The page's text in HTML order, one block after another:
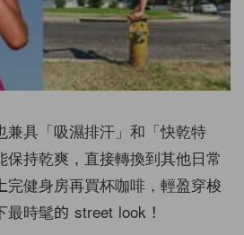
兼具「吸濕排汗」和「快乾特
持乾爽，直接轉換到其他日常
完健身房再買杯咖啡，輕盈穿梭
時髦的 street look！